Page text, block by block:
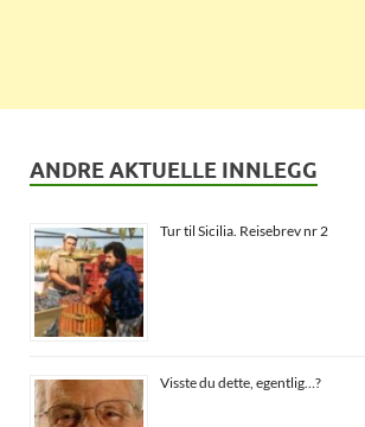
ANDRE AKTUELLE INNLEGG
Tur til Sicilia. Reisebrev nr 2
Visste du dette, egentlig…?